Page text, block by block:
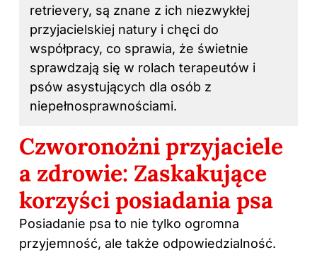
retrievery, są znane z ich niezwykłej
przyjacielskiej natury i chęci do
współpracy, co sprawia, że świetnie
sprawdzają się w rolach terapeutów i
psów asystujących dla osób z
niepełnosprawnościami.
Czworonożni przyjaciele
a zdrowie: Zaskakujące
korzyści posiadania psa
Posiadanie psa to nie tylko ogromna
przyjemność, ale także odpowiedzialność.